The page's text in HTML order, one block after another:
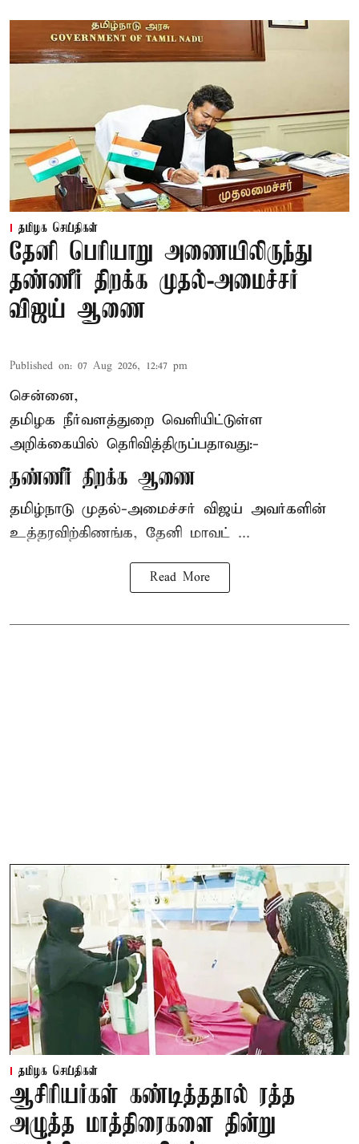
தமிழக செய்திகள்
தேனி பெரியாறு அணையிலிருந்து
தண்ணீர் திறக்க முதல்-அமைச்சர்
விஜய் ஆணை
Published on: 07 Aug 2026, 12:47 pm
சென்னை,
தமிழக நீர்வளத்துறை வெளியிட்டுள்ள
அறிக்கையில் தெரிவித்திருப்பதாவது:-
தண்ணீர் திறக்க ஆணை
தமிழ்நாடு முதல்-அமைச்சர் விஜய் அவர்களின்
உத்தரவிற்கிணங்க, தேனி மாவட் ...
Read More
தமிழக செய்திகள்
ஆசிரியர்கள் கண்டித்ததால் ரத்த
அழுத்த மாத்திரைகளை தின்று